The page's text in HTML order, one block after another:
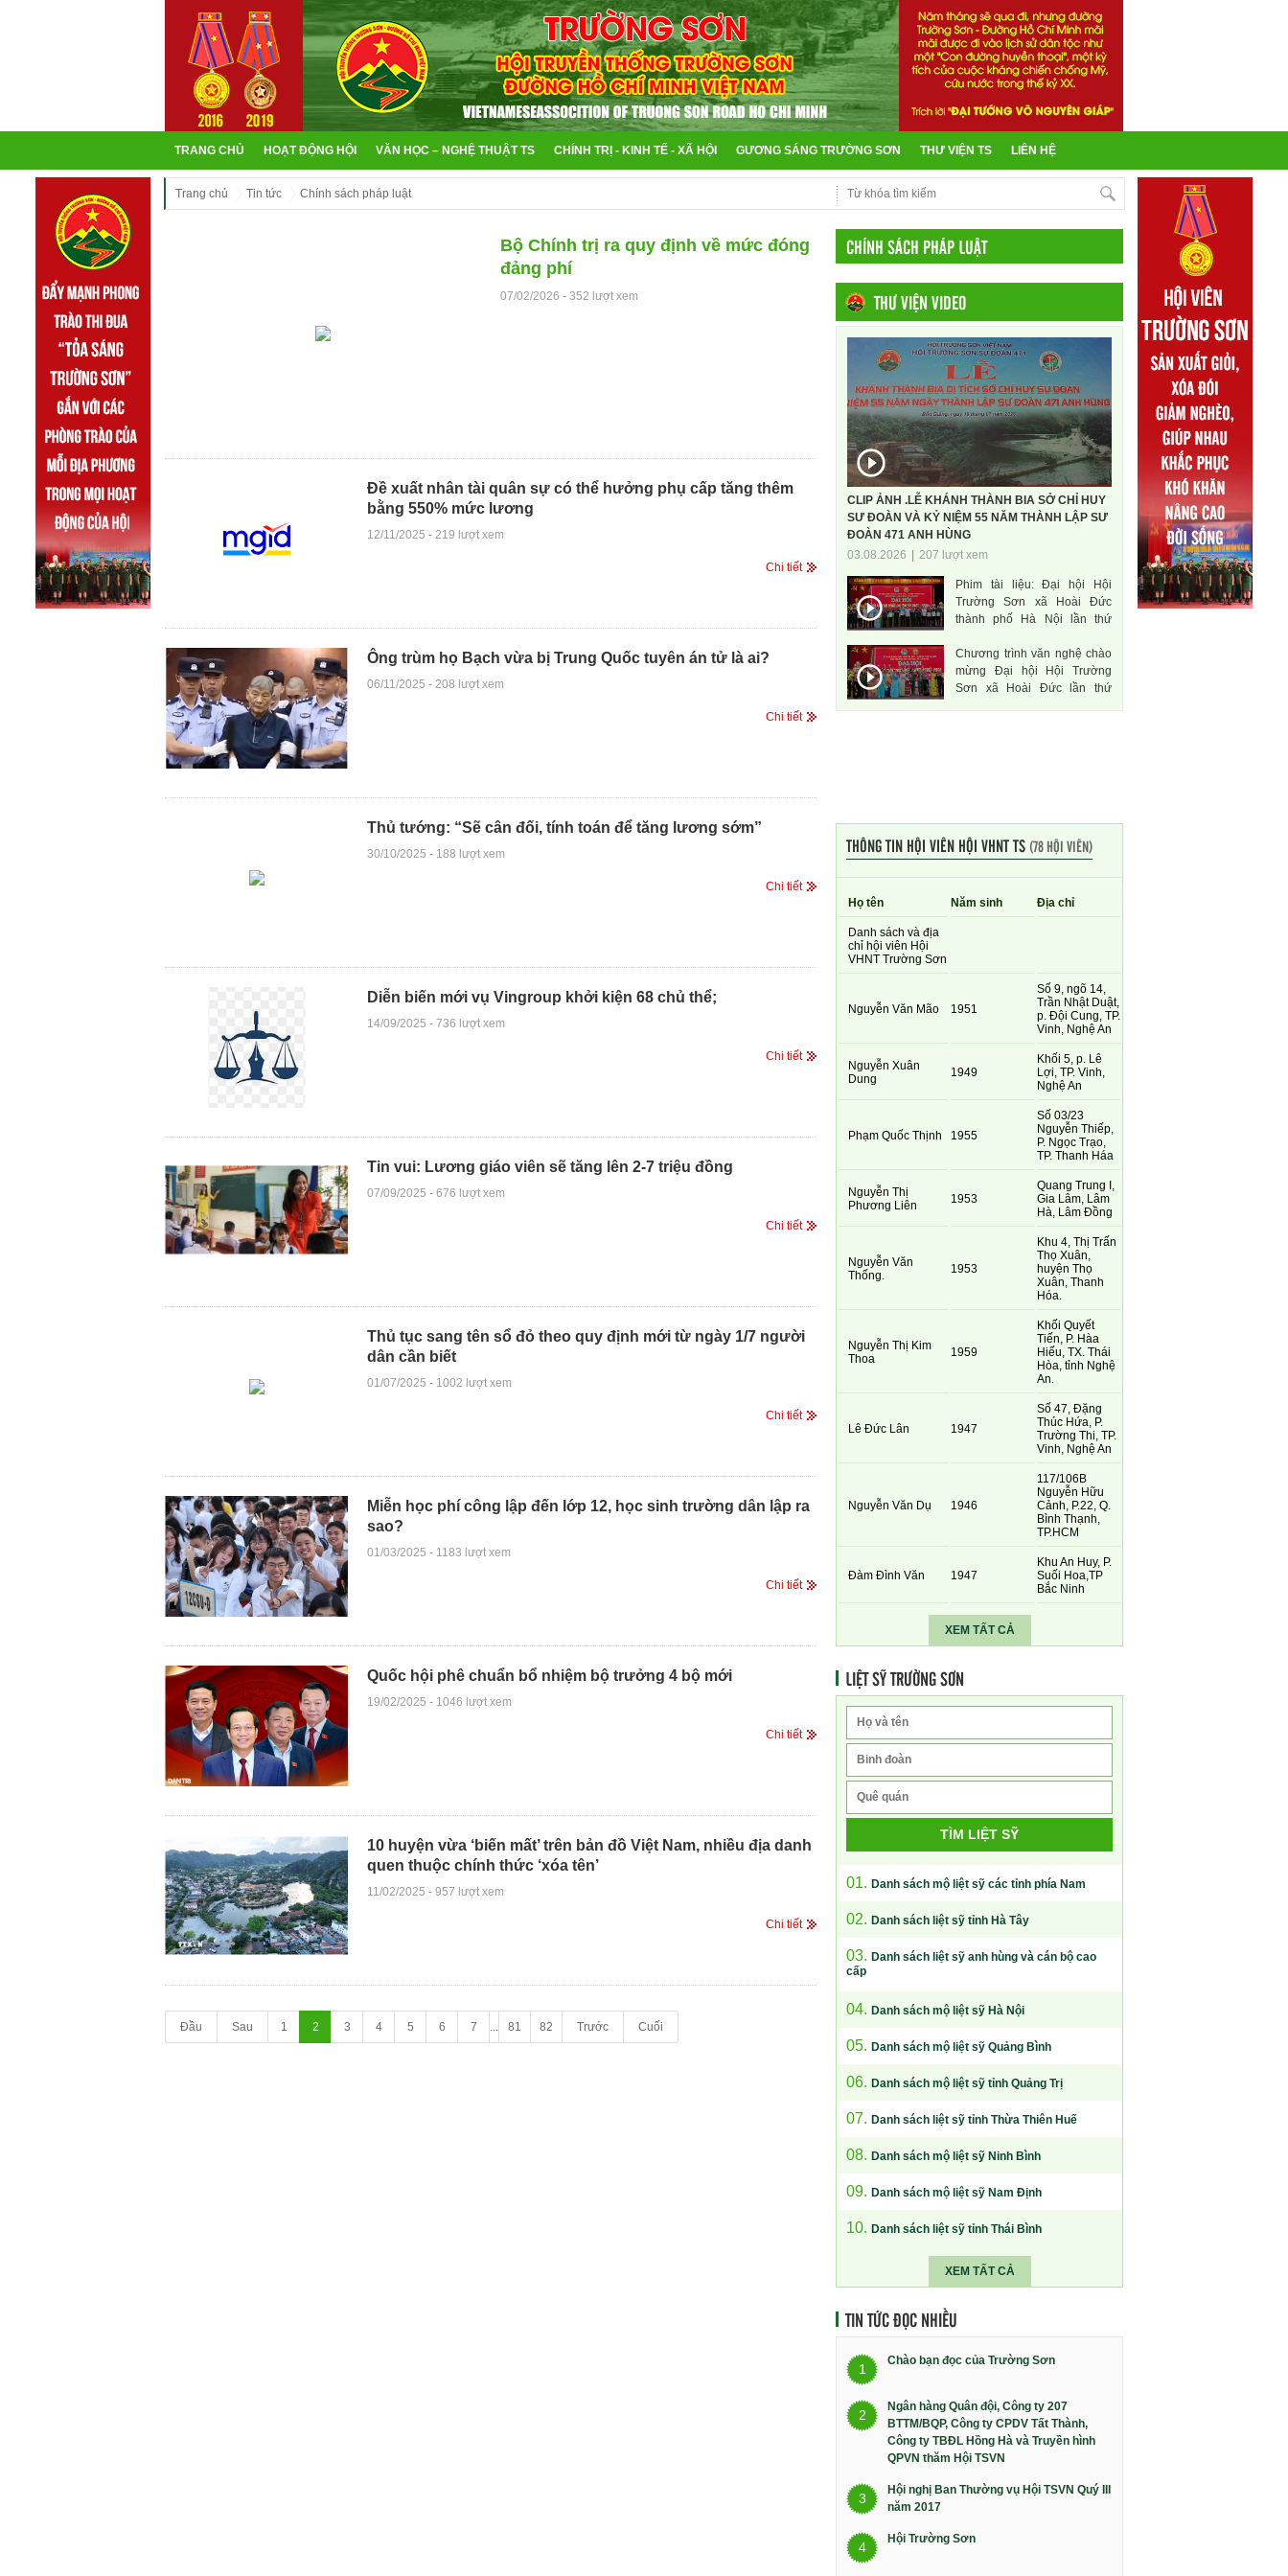
TRANG CHỦ HOẠT ĐỘNG HỘI VĂN HỌC – NGHỆ THUẬT TS CHÍNH TRỊ - KINH TẾ - XÃ HỘI GƯƠNG SÁNG TRƯỜNG SƠN THƯ VIỆN TS LIÊN HỆ
Trang chủ Tin tức Chính sách pháp luật
Bộ Chính trị ra quy định về mức đóng
đảng phí
07/02/2026 - 352 lượt xem
Đề xuất nhân tài quân sự có thể hưởng phụ cấp tăng thêm
bằng 550% mức lương
12/11/2025 - 219 lượt xem
Chi tiết
Ông trùm họ Bạch vừa bị Trung Quốc tuyên án tử là ai?
06/11/2025 - 208 lượt xem
Chi tiết
Thủ tướng: “Sẽ cân đối, tính toán để tăng lương sớm”
30/10/2025 - 188 lượt xem
Chi tiết
Diễn biến mới vụ Vingroup khởi kiện 68 chủ thể;
14/09/2025 - 736 lượt xem
Chi tiết
Tin vui: Lương giáo viên sẽ tăng lên 2-7 triệu đồng
07/09/2025 - 676 lượt xem
Chi tiết
Thủ tục sang tên sổ đỏ theo quy định mới từ ngày 1/7 người
dân cần biết
01/07/2025 - 1002 lượt xem
Chi tiết
Miễn học phí công lập đến lớp 12, học sinh trường dân lập ra
sao?
01/03/2025 - 1183 lượt xem
Chi tiết
Quốc hội phê chuẩn bổ nhiệm bộ trưởng 4 bộ mới
19/02/2025 - 1046 lượt xem
Chi tiết
10 huyện vừa ‘biến mất’ trên bản đồ Việt Nam, nhiều địa danh
quen thuộc chính thức ‘xóa tên’
11/02/2025 - 957 lượt xem
Chi tiết
Đầu Sau 1 2 3 4 5 6 7 ... 81 82 Trước Cuối
CHÍNH SÁCH PHÁP LUẬT
THƯ VIỆN VIDEO
CLIP ẢNH .LỄ KHÁNH THÀNH BIA SỞ CHỈ HUY
SƯ ĐOÀN VÀ KỶ NIỆM 55 NĂM THÀNH LẬP SƯ
ĐOÀN 471 ANH HÙNG
03.08.2026
207 lượt xem
Phim tài liệu: Đại hội Hội
Trường Sơn xã Hoài Đức
thành phố Hà Nội lần thứ
Chương trình văn nghệ chào
mừng Đại hội Hội Trường
Sơn xã Hoài Đức lần thứ
THÔNG TIN HỘI VIÊN HỘI VHNT TS(78 HỘI VIÊN)
Họ tên Năm sinh Địa chỉ
Danh sách và địa
chỉ hội viên Hội
VHNT Trường Sơn
Nguyễn Văn Mão 1951
Số 9, ngõ 14,
Trần Nhật Duật,
p. Đội Cung, TP.
Vinh, Nghệ An
Nguyễn Xuân
Dung
1949
Khối 5, p. Lê
Lợi, TP. Vinh,
Nghệ An
Phạm Quốc Thịnh 1955
Số 03/23
Nguyễn Thiếp,
P. Ngọc Trạo,
TP. Thanh Háa
Nguyễn Thị
Phương Liên
1953
Quang Trung I,
Gia Lâm, Lâm
Hà, Lâm Đồng
Nguyễn Văn
Thống.
1953
Khu 4, Thị Trấn
Thọ Xuân,
huyện Thọ
Xuân, Thanh
Hóa.
Nguyễn Thị Kim
Thoa
1959
Khối Quyết
Tiến, P. Hàa
Hiếu, TX. Thái
Hòa, tỉnh Nghệ
An.
Lê Đức Lân 1947
Số 47, Đặng
Thúc Hứa, P.
Trường Thi, TP.
Vinh, Nghệ An
Nguyễn Văn Dụ 1946
117/106B
Nguyễn Hữu
Cảnh, P.22, Q.
Bình Thạnh,
TP.HCM
Đàm Đình Văn 1947
Khu An Huy, P.
Suối Hoa,TP
Bắc Ninh
XEM TẤT CẢ
LIỆT SỸ TRƯỜNG SƠN
TÌM LIỆT SỸ
01. Danh sách mộ liệt sỹ các tỉnh phía Nam
02. Danh sách liệt sỹ tỉnh Hà Tây
03. Danh sách liệt sỹ anh hùng và cán bộ cao
cấp
04. Danh sách mộ liệt sỹ Hà Nội
05. Danh sách mộ liệt sỹ Quảng Bình
06. Danh sách mộ liệt sỹ tỉnh Quảng Trị
07. Danh sách liệt sỹ tỉnh Thừa Thiên Huế
08. Danh sách mộ liệt sỹ Ninh Bình
09. Danh sách mộ liệt sỹ Nam Định
10. Danh sách liệt sỹ tỉnh Thái Bình
XEM TẤT CẢ
TIN TỨC ĐỌC NHIỀU
1
Chào bạn đọc của Trường Sơn
2
Ngân hàng Quân đội, Công ty 207
BTTM/BQP, Công ty CPDV Tất Thành,
Công ty TBĐL Hồng Hà và Truyền hình
QPVN thăm Hội TSVN
3
Hội nghị Ban Thường vụ Hội TSVN Quý III
năm 2017
4
Hội Trường Sơn